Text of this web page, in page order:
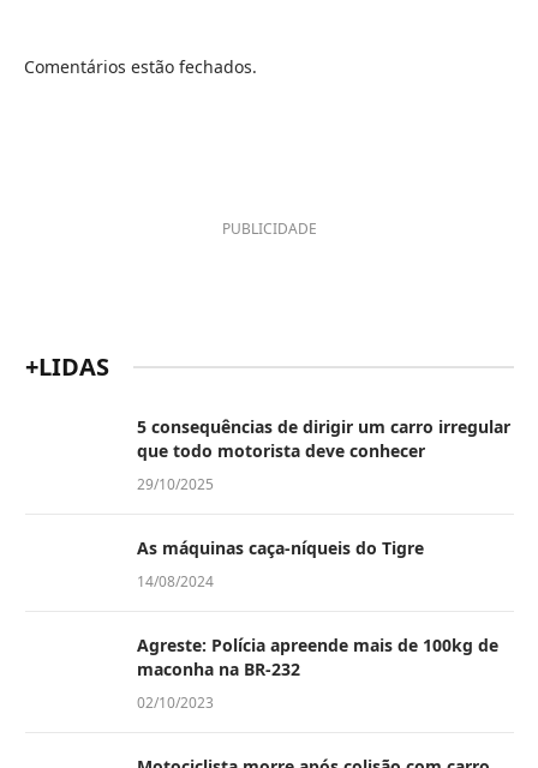
Comentários estão fechados.
PUBLICIDADE
+LIDAS
5 consequências de dirigir um carro irregular
que todo motorista deve conhecer
29/10/2025
As máquinas caça-níqueis do Tigre
14/08/2024
Agreste: Polícia apreende mais de 100kg de
maconha na BR-232
02/10/2023